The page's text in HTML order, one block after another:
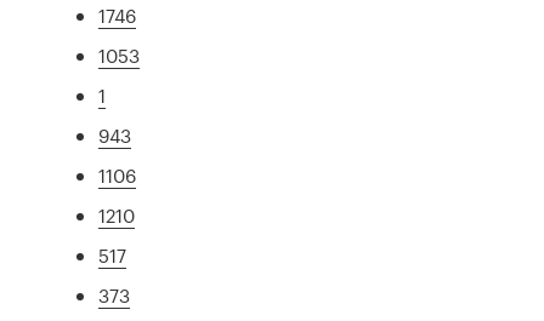
1746
1053
1
943
1106
1210
517
373